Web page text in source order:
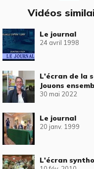
Vidéos
Le journal
24 avril 1998
L'écran de la
Jouons
Moulin
30 mai 2022
Le journal
20 janv. 1999
L'écran